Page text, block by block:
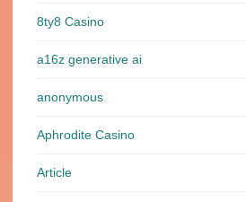
8ty8 Casino
a16z generative ai
anonymous
Aphrodite Casino
Article